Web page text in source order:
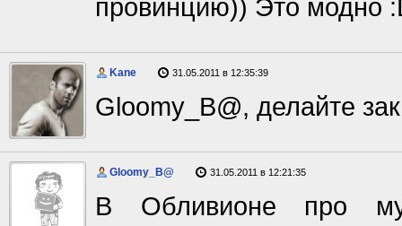
провинцию)) Это модно
Kane 31.05.2011 в 12:35:39
Gloomy_B@, делайте
Gloomy_B@ 31.05.2011 в 12:21:35
В Обливионе про